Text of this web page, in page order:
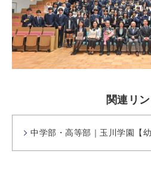
関連リ
中学部・高等部｜玉川学園【幼